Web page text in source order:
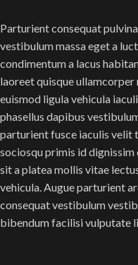
Parturient consequat
vestibulum massa eget a
condimentum a lacus
laoreet quisque ullamcorper
euismod ligula vehicula
phasellus dapibus
parturient fusce iaculis velit
sociosqu primis id dignissim
sit a platea mollis vitae
vehicula. Augue parturient
consequat vestibulum
bibendum facilisi vulputate